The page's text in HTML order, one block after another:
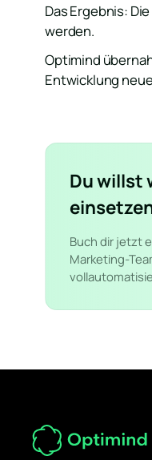
Das Ergebnis:
werden.
Optimind
Entwicklung
Du willst
Buch dir jetzt
Marketing-